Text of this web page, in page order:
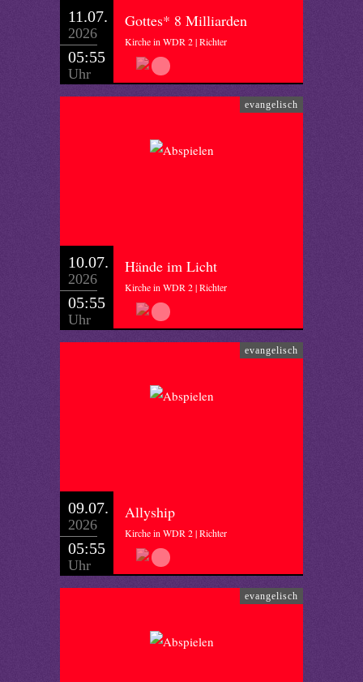
11.07.
2026
05:55
Uhr
Gottes* 8 Milliarden
Kirche in WDR 2 | Richter
evangelisch
10.07.
2026
05:55
Uhr
Hände im Licht
Kirche in WDR 2 | Richter
evangelisch
09.07.
2026
05:55
Uhr
Allyship
Kirche in WDR 2 | Richter
evangelisch